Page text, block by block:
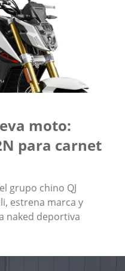
moto:
para carnet
grupo chino QJ
estrena marca y
naked deportiva